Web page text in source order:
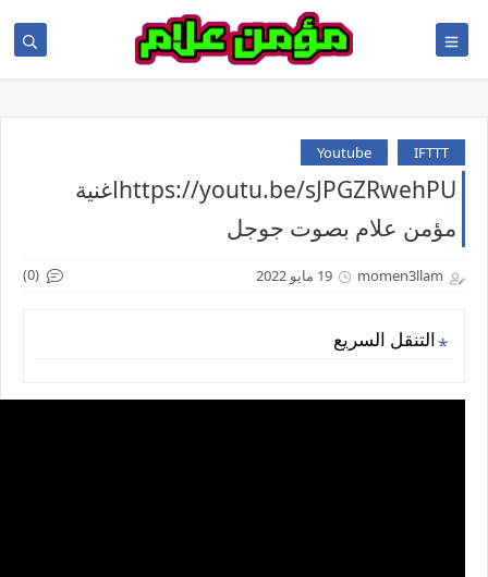
IFTTT
Youtube
https://youtu.be/sJPGZRwehPUاغنية
مؤمن علام بصوت جوجل
momen3llam 19 مايو 2022 (0)
التنقل السريع